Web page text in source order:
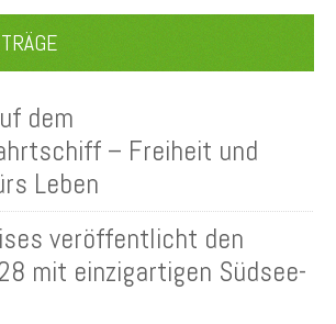
dem
– Freiheit und
Leben
veröffentlicht den
mit einzigartigen Südsee-